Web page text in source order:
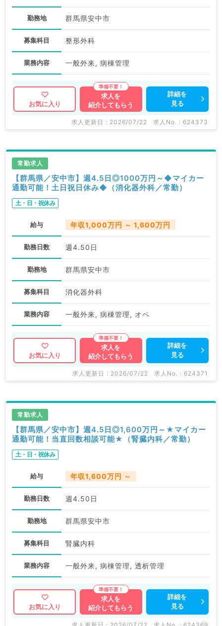
勤務地 群馬県安中市
募集科目 整形外科
業務内容 一般外来, 病棟管理
お気に入り
求人を
紹介してもらう
詳細を
見る
求人更新日 : 2026/07/22 求人No. : 624373
常勤求人
【群馬県／安中市】週4.5日◎1000万円～◆マイカー
通勤可能！土日祝日休み◆（消化器外科／常勤）
土・日・祝休み
給与 年収1,000万円 ～ 1,600万円
勤務日数 週4.50日
勤務地 群馬県安中市
募集科目 消化器外科
業務内容 一般外来, 病棟管理, オペ
お気に入り
求人を
紹介してもらう
詳細を
見る
求人更新日 : 2026/07/22 求人No. : 624371
常勤求人
【群馬県／安中市】週4.5日◎1,600万円～★マイカー
通勤可能！当直回数相談可能★（腎臓内科／常勤）
土・日・祝休み
給与 年収1,600万円 ～
勤務日数 週4.50日
勤務地 群馬県安中市
募集科目 腎臓内科
業務内容 一般外来, 病棟管理, 透析管理
お気に入り
求人を
紹介してもらう
詳細を
見る